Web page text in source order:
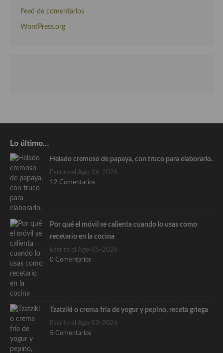
Feed de comentarios
WordPress.org
Lo último…
Helado cremoso de papaya, con truco para elaborarlo.
Escrito el Ago-06-2026
12 Comentarios
Por qué el móvil se calienta cuando lo usas como
recetario en la cocina
Escrito el Ago-05-2026
0 Comentarios
Tzatziki o crema fría de yogur y pepino, receta griega
Escrito el Ago-03-2026
5 Comentarios